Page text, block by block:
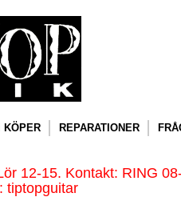
KÖPER REPARATIONER
12-15. Kontakt: RING
tiptopguitar